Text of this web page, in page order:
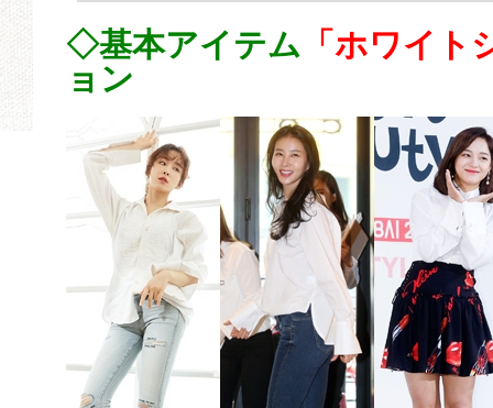
◇基本アイテム 「ホワイト
ョン